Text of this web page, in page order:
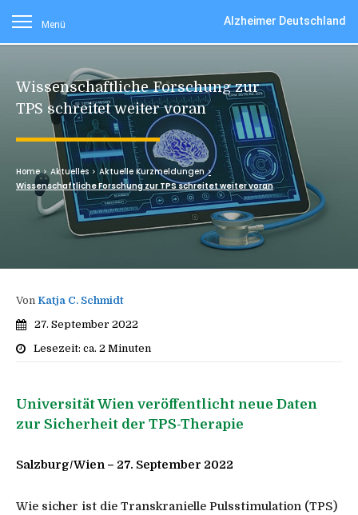
Wissenschaftliche Forschung zur
TPS schreitet weiter voran
Home Aktuelles
Aktuelle Kurzmeldungen
Wissenschaftliche Forschung zur TPS schreitet weiter voran
Von Katja C. Schmidt
27. September 2022
Lesezeit: ca. 2 Minuten
Universität Wien veröffentlicht neue Daten
zur Sicherheit der TPS-Therapie
Salzburg/Wien – 27. September 2022
Wie sicher ist die Transkranielle Pulsstimulation (TPS)
Menü Alzheimer Deutschland